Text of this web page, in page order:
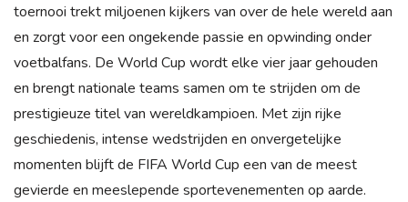
toernooi trekt miljoenen kijkers van over de hele wereld aan
en zorgt voor een ongekende passie en opwinding onder
voetbalfans. De World Cup wordt elke vier jaar gehouden
en brengt nationale teams samen om te strijden om de
prestigieuze titel van wereldkampioen. Met zijn rijke
geschiedenis, intense wedstrijden en onvergetelijke
momenten blijft de FIFA World Cup een van de meest
gevierde en meeslepende sportevenementen op aarde.